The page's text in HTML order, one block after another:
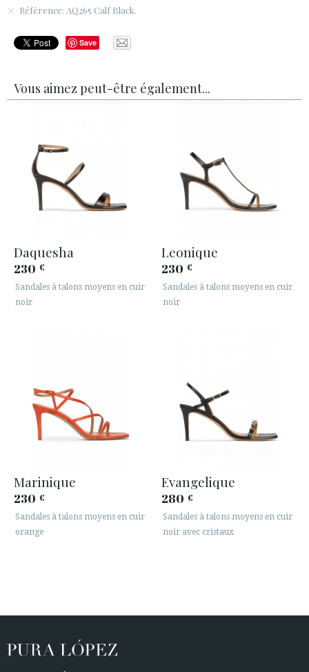
Référence: AQ265 Calf Black.
Save
Vous aimez peut-être également...
Daquesha
230 €
Sandales à talons moyens en cuir
noir
Leonique
230 €
Sandales à talons moyens en cuir
noir
Marinique
230 €
Sandales à talons moyens en cuir
orange
Evangelique
280 €
Sandales à talons moyens en cuir
noir avec cristaux